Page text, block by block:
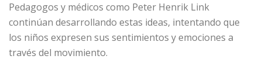
Pedagogos y médicos como Peter Henrik Link
continúan desarrollando estas ideas, intentando que
los niños expresen sus sentimientos y emociones a
través del movimiento.